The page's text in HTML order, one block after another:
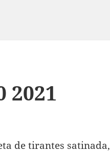
2021
de tirantes satinada,